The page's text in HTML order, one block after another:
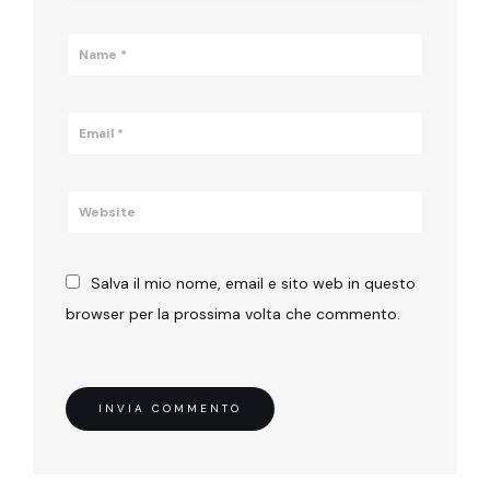
Salva il mio nome, email e sito web in questo
browser per la prossima volta che commento.